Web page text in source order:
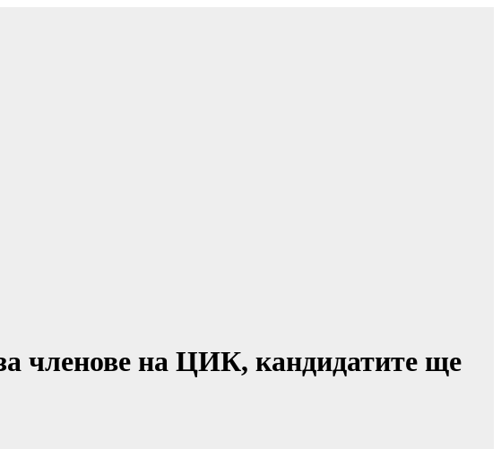
членове на ЦИК, кандидатите ще